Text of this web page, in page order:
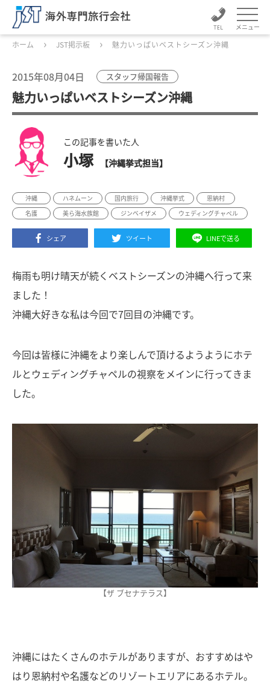
メニュー
ホーム JST掲示板 魅力いっぱいベストシーズン沖縄
2015年08月04日 スタッフ帰国報告
魅力いっぱいベストシーズン沖縄
この記事を書いた人
小塚 【沖縄挙式担当】
沖縄 ハネムーン 国内旅行 沖縄挙式
恩納村
名護
美ら海水族館 ジンベイザメ ウェディングチャペル
シェア ツイート LINEで送る
梅雨も明け晴天が続くベストシーズンの沖縄へ行って来
ました！
沖縄大好きな私は今回で7回目の沖縄です。
今回は皆様に沖縄をより楽しんで頂けるようようにホテ
ルとウェディングチャペルの視察をメインに行ってきま
した。
【ザ ブセナテラス】
沖縄にはたくさんのホテルがありますが、おすすめはや
はり恩納村や名護などのリゾートエリアにあるホテル。